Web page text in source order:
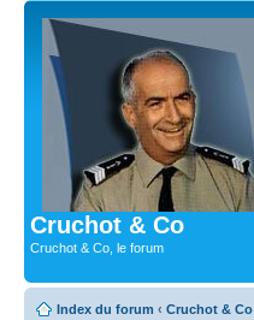
Cruchot & Co
Cruchot & Co, le forum
Index du forum ‹ Cruchot & Co